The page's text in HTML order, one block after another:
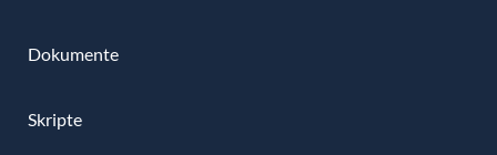
Dokumente
Skripte